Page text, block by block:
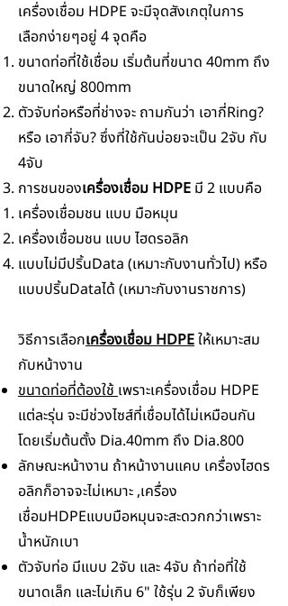
เครื่องเชื่อม HDPE จะมีจุดสังเกตุในการ
เลือกง่ายๆอยู่ 4 จุดคือ
ขนาดท่อที่ใช้เชื่อม เริ่มต้นที่ขนาด 40mm ถึง
ขนาดใหญ่ 800mm
ตัวจับท่อหรือที่ช่างจะ ถามกันว่า เอากี่Ring?
หรือ เอากี่จับ? ซึ่งที่ใช้กันบ่อยจะเป็น 2จับ กับ
4จับ
การชนของเครื่องเชื่อม HDPE มี 2 แบบคือ
เครื่องเชื่อมชน แบบ มือหมุน ​
เครื่องเชื่อมชน แบบ ไฮดรอลิก
แบบไม่มีปริ้นData (เหมาะกับงานทั่วไป) หรือ
แบบปริ้นDataได้ (เหมาะกับงานราชการ)
วิธีการเลือกเครื่องเชื่อม HDPEให้เหมาะสม
กับหน้างาน
ขนาดท่อที่ต้องใช้เพราะเครื่องเชื่อม HDPE
แต่ละรุ่น จะมีช่วงไซส์ที่เชื่อมได้ไม่เหมือนกัน
โดยเริ่มต้นตั้ง Dia.40mm ถึง Dia.800
ลักษณะหน้างาน ถ้าหน้างานแคบ เครื่องไฮดร
อลิกก็อาจจะไม่เหมาะ ,เครื่อง
เชื่อมHDPEแบบมือหมุนจะสะดวกกว่าเพราะ
น้ำหนักเบา
ตัวจับท่อ มีแบบ 2จับ และ 4จับ ถ้าท่อที่ใช้
ขนาดเล็ก และไม่เกิน 6" ใช้รุ่น 2 จับก็เพียง